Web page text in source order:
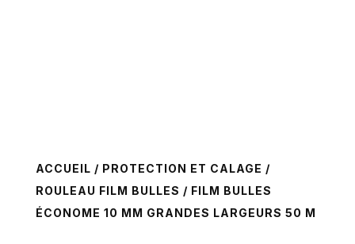
ACCUEIL / PROTECTION ET CALAGE /
ROULEAU FILM BULLES / FILM BULLES
ÉCONOME 10 MM GRANDES LARGEURS 50 Μ